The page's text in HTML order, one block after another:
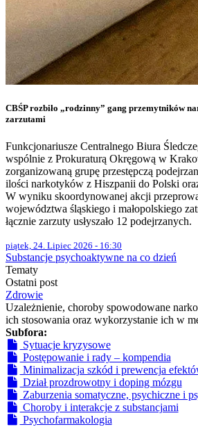
CBŚP rozbiło „rodzinny” gang przemytników
zarzutami
Funkcjonariusze Centralnego Biura
wspólnie z Prokuraturą Okręgową w
zorganizowaną grupę przestępczą
ilości narkotyków z Hiszpanii do Polski
W wyniku skoordynowanej akcji
województwa śląskiego i małopolskiego
łącznie zarzuty usłyszało 12 podejrzanych.
piątek, 24. Lipiec 2026 - 16:30
Substancje psychoaktywne na co dzień
Tematy
Ostatni post
Zdrowie
Uzależnienie, choroby spowodowane
ich stosowania oraz wykorzystanie ich w
Subfora:
Sytuacje kryzysowe
Postępowanie i rady – kompendia
Minimalizacja szkód i prewencja
Dział prozdrowotny i doping mózgu
Zaburzenia somatyczne, psychiczne i
Choroby i interakcje z substancjami
Psychofarmakologia